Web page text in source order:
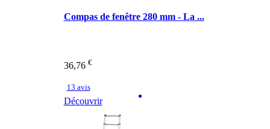
Compas de fenêtre 280 mm - La ...
36,76 €
13 avis
Découvrir